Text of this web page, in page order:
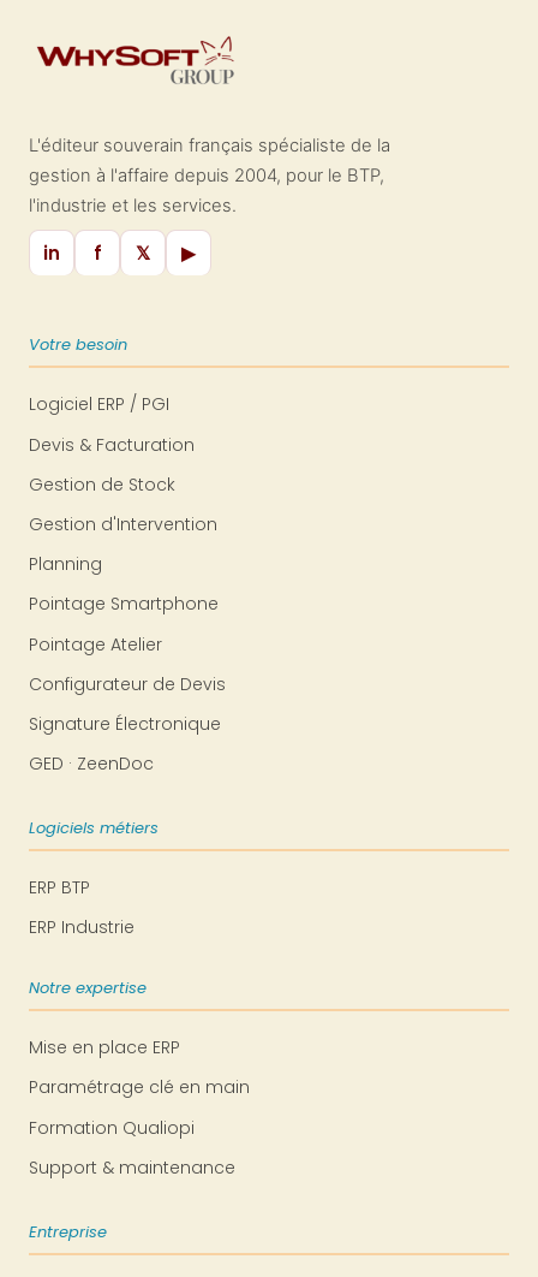
afférents. Découvrez vos droits aux
congés d'ancienneté et vos formules
d'indemnités de départ !
L'éditeur souverain français spécialiste de la
gestion à l'affaire depuis 2004, pour le BTP,
l'industrie et les services.
in f 𝕏 ▶
Votre besoin
Logiciel ERP / PGI
Devis & Facturation
Gestion de Stock
Gestion d'Intervention
Planning
Pointage Smartphone
Pointage Atelier
Configurateur de Devis
Signature Électronique
GED · ZeenDoc
Logiciels métiers
ERP BTP
ERP Industrie
Notre expertise
Mise en place ERP
Paramétrage clé en main
Formation Qualiopi
Support & maintenance
Entreprise